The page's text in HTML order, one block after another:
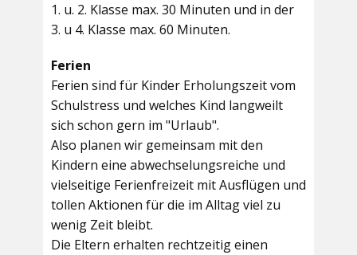
1. u. 2. Klasse max. 30 Minuten und in der
3. u 4. Klasse max. 60 Minuten.
Ferien
Ferien sind für Kinder Erholungszeit vom
Schulstress und welches Kind langweilt
sich schon gern im "Urlaub".
Also planen wir gemeinsam mit den
Kindern eine abwechselungsreiche und
vielseitige Ferienfreizeit mit Ausflügen und
tollen Aktionen für die im Alltag viel zu
wenig Zeit bleibt.
Die Eltern erhalten rechtzeitig einen